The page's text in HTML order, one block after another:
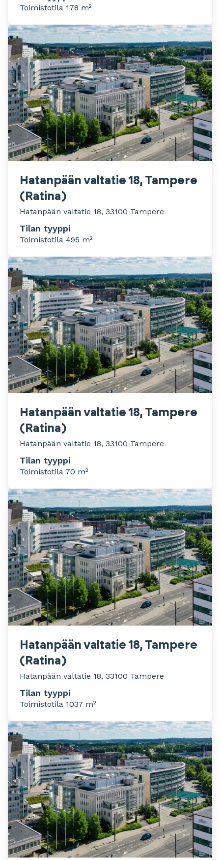
Toimistotila 178 m²
Hatanpään valtatie 18, Tampere
(Ratina)
Hatanpään valtatie 18, 33100 Tampere
Tilan tyyppi
Toimistotila 495 m²
Hatanpään valtatie 18, Tampere
(Ratina)
Hatanpään valtatie 18, 33100 Tampere
Tilan tyyppi
Toimistotila 70 m²
Hatanpään valtatie 18, Tampere
(Ratina)
Hatanpään valtatie 18, 33100 Tampere
Tilan tyyppi
Toimistotila 1037 m²